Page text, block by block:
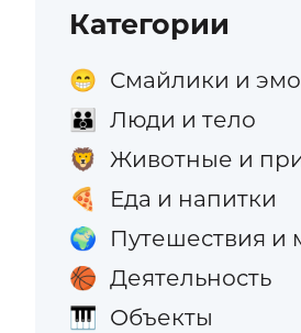
Категории
😁 Смайлики и
👪 Люди и тело
🦁 Животные и
🍕 Еда и напитки
🌍 Путешествия и
🏀 Деятельность
🎹 Объекты